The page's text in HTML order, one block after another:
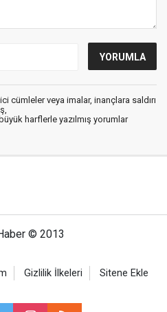
cümleler veya imalar, inançlara saldırı
harflerle yazılmış yorumlar
© 2013
Gizlilik İlkeleri Sitene Ekle